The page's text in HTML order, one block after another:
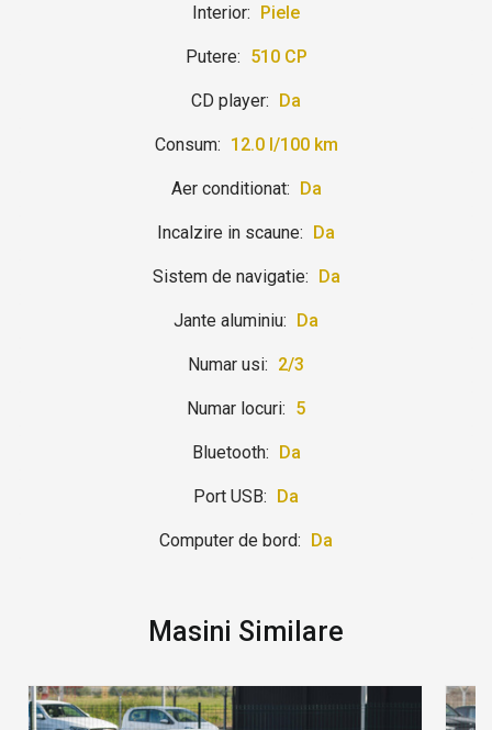
Interior: Piele
Putere: 510 CP
CD player: Da
Consum: 12.0 l/100 km
Aer conditionat: Da
Incalzire in scaune: Da
Sistem de navigatie: Da
Jante aluminiu: Da
Numar usi: 2/3
Numar locuri: 5
Bluetooth: Da
Port USB: Da
Computer de bord: Da
Masini Similare